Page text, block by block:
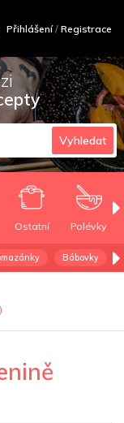
Přihlášení/ Registrace
Vyhledat
Ostatní Polévky
Bábovky